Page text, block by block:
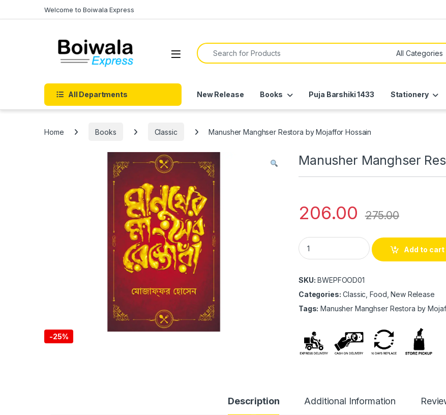
Welcome to Boiwala Express
Open
Search for:
All Departments New Release Books Puja Barshiki 1433 Stationery
Home Books Classic Manusher Manghser Restora by Mojaffor Hossain
-25%
Manusher Manghser
206.00 275.00
Manusher Manghser Restora by Mojaffor
Add to cart
SKU: BWEPFOOD01
Categories: Classic, Food, New Release
Tags: Manusher Manghser Restora by
Description Additional Information